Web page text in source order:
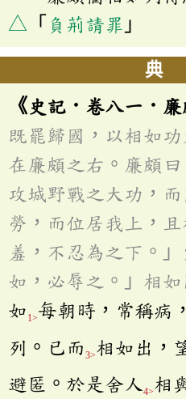
△ 「 負荊請罪 」
典
《史記．卷八一．
既罷歸國，以相如
在廉頗之右。廉頗
攻城野戰之大功，
勞，而位居我上，
羞，不忍為之下。
如，必辱之。」相如
如 1>每朝時，常稱病
列。已而 3>相如出，
避匿。於是舍人4>相